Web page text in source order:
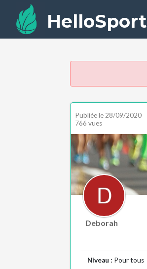
HelloSport
Publiée le 28/09/2020
766 vues
Deborah
Niveau : Pour tous